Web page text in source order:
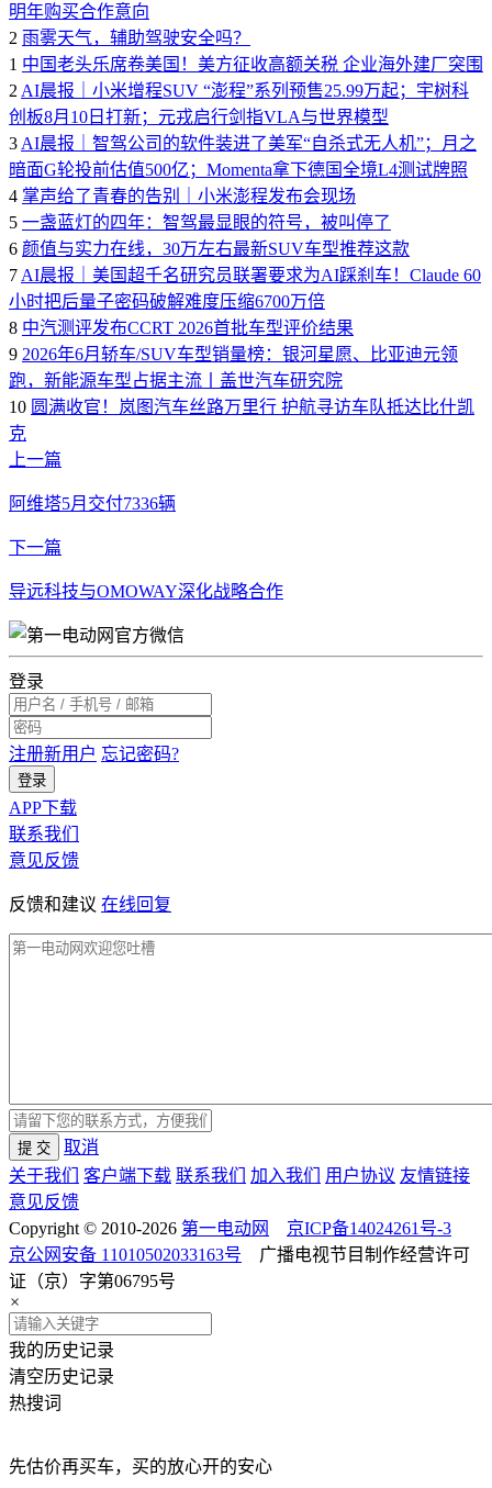
明年购买合作意向
2 雨雾天气，辅助驾驶安全吗？
1 中国老头乐席卷美国！美方征收高额关税 企业海外建厂突围
2 AI晨报｜小米增程SUV “澎程”系列预售25.99万起；宇树科
创板8月10日打新；元戎启行剑指VLA与世界模型
3 AI晨报｜智驾公司的软件装进了美军“自杀式无人机”；月之
暗面G轮投前估值500亿；Momenta拿下德国全境L4测试牌照
4 掌声给了青春的告别｜小米澎程发布会现场
5 一盏蓝灯的四年：智驾最显眼的符号，被叫停了
6 颜值与实力在线，30万左右最新SUV车型推荐这款
7 AI晨报｜美国超千名研究员联署要求为AI踩刹车！Claude 60
小时把后量子密码破解难度压缩6700万倍
8 中汽测评发布CCRT 2026首批车型评价结果
9 2026年6月轿车/SUV车型销量榜：银河星愿、比亚迪元领
跑，新能源车型占据主流丨盖世汽车研究院
10 圆满收官！岚图汽车丝路万里行 护航寻访车队抵达比什凯
克
上一篇
阿维塔5月交付7336辆
下一篇
导远科技与OMOWAY深化战略合作
登录
注册新用户 忘记密码?
登录
APP下载
联系我们
意见反馈
反馈和建议 在线回复
提 交
取消
关于我们
客户端下载 联系我们 加入我们 用户协议 友情链接
意见反馈
Copyright © 2010-2026 第一电动网
京ICP备14024261号-3
京公网安备 11010502033163号 广播电视节目制作经营许可
证（京）字第06795号
×
我的历史记录
清空历史记录
热搜词
先估价再买车，买的放心开的安心